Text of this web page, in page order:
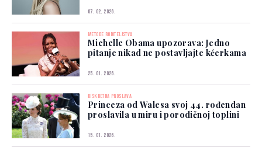
07. 02. 2026.
METODE RODITELJSTVA
Michelle Obama upozorava: Jedno
pitanje nikad ne postavljajte kćerkama
25. 01. 2026.
DISKRETNA PROSLAVA
Princeza od Walesa svoj 44. rođendan
proslavila u miru i porodičnoj toplini
15. 01. 2026.